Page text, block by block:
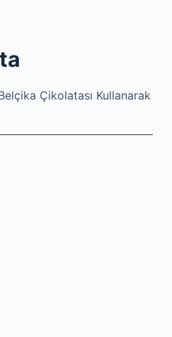
Çikolatası Kullanarak